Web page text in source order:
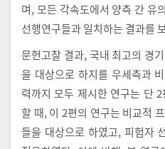
며, 모든 각속도에서 양측 간 유
선행연구들과 일치하는 결과를
문헌고찰 결과, 국내 최고의 경
을 대상으로 하지를 우세측과
력까지 모두 제시한 연구는 단
할 때, 이 2편의 연구는 비교적
들을 대상으로 하였고, 피험자